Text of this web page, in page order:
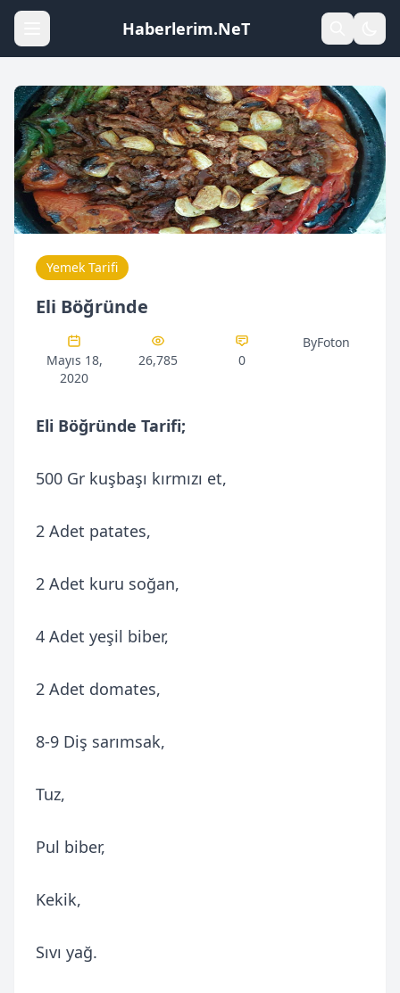
Haberlerim.NeT
Yemek Tarifi
Eli Böğründe
Mayıs 18,
2020
26,785 0
ByFoton
Eli Böğründe Tarifi;
500 Gr kuşbaşı kırmızı et,
2 Adet patates,
2 Adet kuru soğan,
4 Adet yeşil biber,
2 Adet domates,
8-9 Diş sarımsak,
Tuz,
Pul biber,
Kekik,
Sıvı yağ.